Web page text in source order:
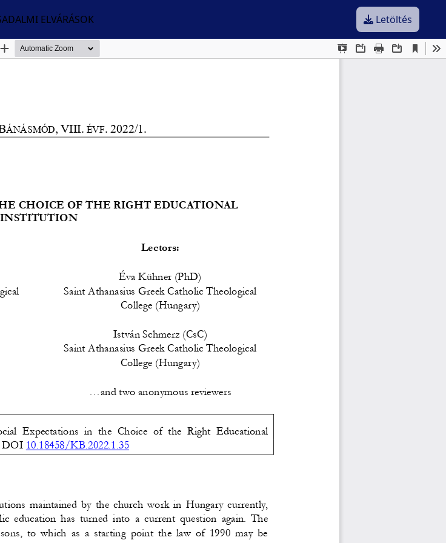
ELVÁRÁSOK Letöltés